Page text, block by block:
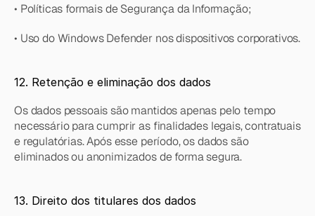
• Políticas formais de Segurança da Informação;
• Uso do Windows Defender nos dispositivos corporativos.
12. Retenção e eliminação dos dados
Os dados pessoais são mantidos apenas pelo tempo
necessário para cumprir as finalidades legais, contratuais
e regulatórias. Após esse período, os dados são
eliminados ou anonimizados de forma segura.
13. Direito dos titulares dos dados